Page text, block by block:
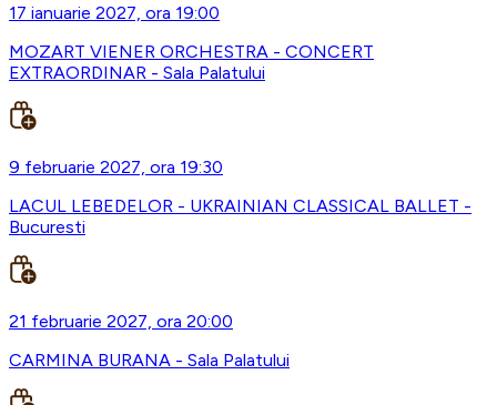
17 ianuarie 2027, ora 19:00
MOZART VIENER ORCHESTRA - CONCERT
EXTRAORDINAR - Sala Palatului
9 februarie 2027, ora 19:30
LACUL LEBEDELOR - UKRAINIAN CLASSICAL BALLET -
Bucuresti
21 februarie 2027, ora 20:00
CARMINA BURANA - Sala Palatului